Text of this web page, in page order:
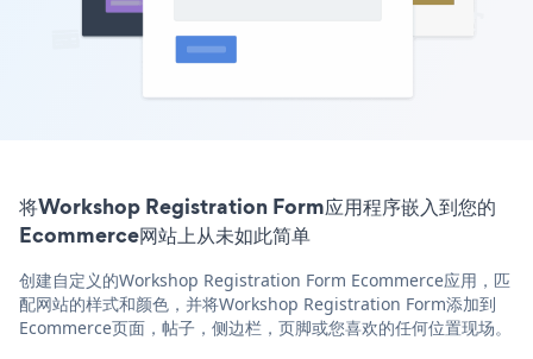
将Workshop Registration Form应用程序嵌入到您的
Ecommerce网站上从未如此简单
创建自定义的Workshop Registration Form Ecommerce应用，匹
配网站的样式和颜色，并将Workshop Registration Form添加到
Ecommerce页面，帖子，侧边栏，页脚或您喜欢的任何位置现场。